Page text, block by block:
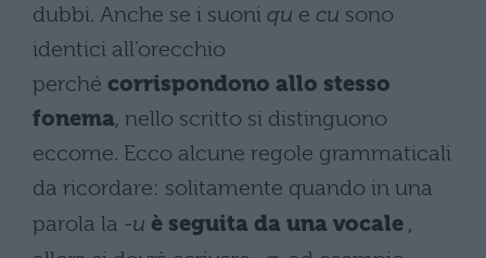
dubbi. Anche se i suoni qu e cu sono
identici all’orecchio
perché corrispondono allo stesso
fonema, nello scritto si distinguono
eccome. Ecco alcune regole grammaticali
da ricordare: solitamente quando in una
parola la -u è seguita da una vocale ,